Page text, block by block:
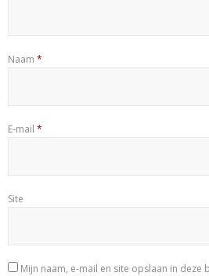
Naam *
E-mail *
Site
Mijn naam, e-mail en site opslaan in